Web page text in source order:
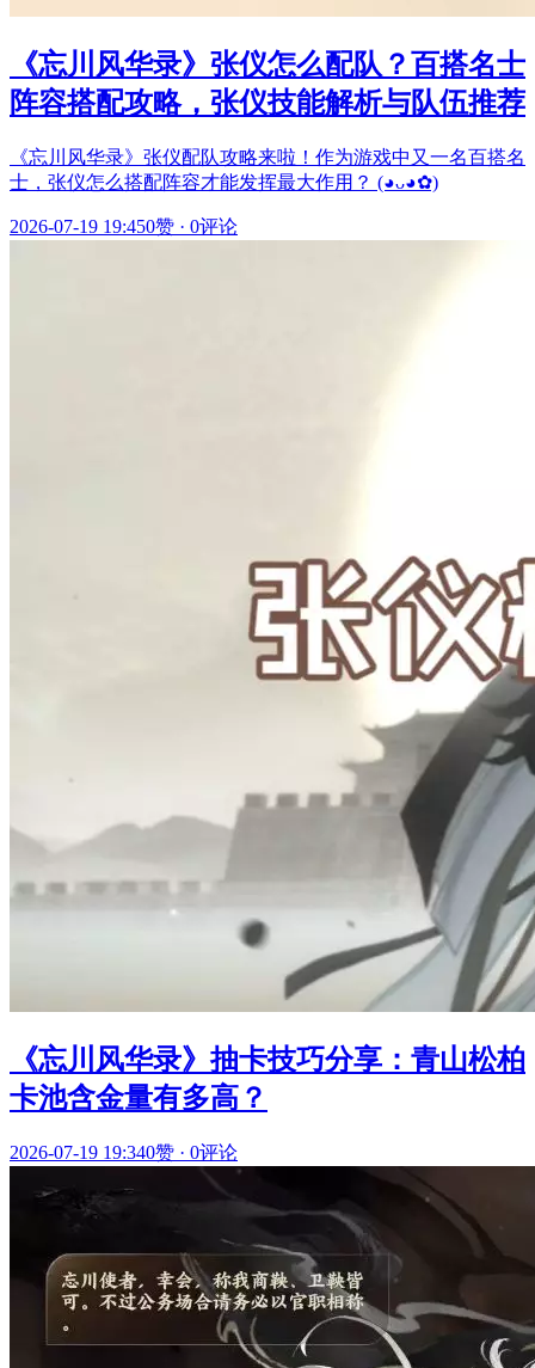
《忘川风华录》张仪怎么配队？百搭名士
阵容搭配攻略，张仪技能解析与队伍推荐
《忘川风华录》张仪配队攻略来啦！作为游戏中又一名百搭名
士，张仪怎么搭配阵容才能发挥最大作用？ (◕ᴗ◕✿)
2026-07-19 19:450赞 · 0评论
《忘川风华录》抽卡技巧分享：青山松柏
卡池含金量有多高？
2026-07-19 19:340赞 · 0评论